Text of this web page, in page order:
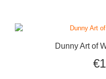
Dunny Art of
€